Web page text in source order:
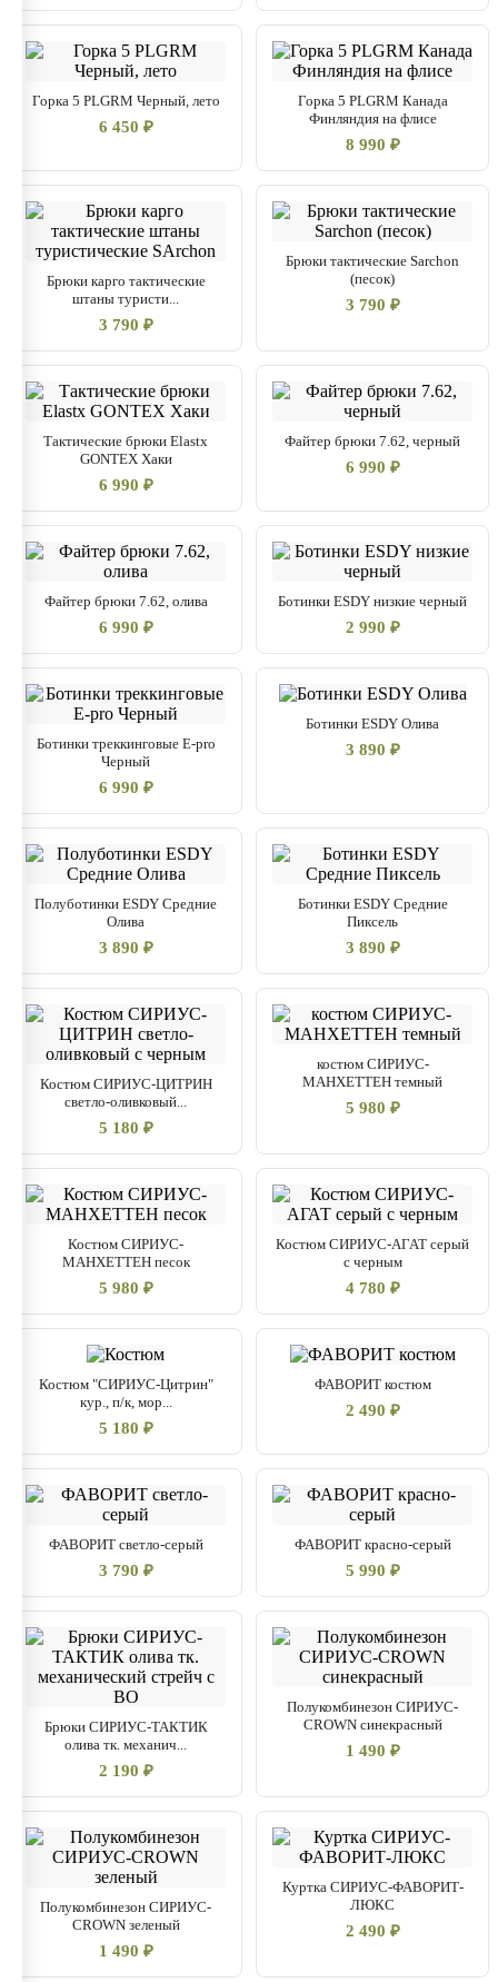
Горка 5 PLGRM Черный, лето
6 450 ₽
Горка 5 PLGRM Канада
Финляндия на флисе
8 990 ₽
Брюки карго тактические
штаны туристи...
3 790 ₽
Брюки тактические Sarchon
(песок)
3 790 ₽
Тактические брюки Elastx
GONTEX Хаки
6 990 ₽
Файтер брюки 7.62, черный
6 990 ₽
Файтер брюки 7.62, олива
6 990 ₽
Ботинки ESDY низкие черный
2 990 ₽
Ботинки треккинговые E-pro
Черный
6 990 ₽
Ботинки ESDY Олива
3 890 ₽
Полуботинки ESDY Средние
Олива
3 890 ₽
Ботинки ESDY Средние
Пиксель
3 890 ₽
Костюм СИРИУС-ЦИТРИН
светло-оливковый...
5 180 ₽
костюм СИРИУС-
МАНХЕТТЕН темный
5 980 ₽
Костюм СИРИУС-
МАНХЕТТЕН песок
5 980 ₽
Костюм СИРИУС-АГАТ серый
с черным
4 780 ₽
Костюм "СИРИУС-Цитрин"
кур., п/к, мор...
5 180 ₽
ФАВОРИТ костюм
2 490 ₽
ФАВОРИТ светло-серый
3 790 ₽
ФАВОРИТ красно-серый
5 990 ₽
Брюки СИРИУС-ТАКТИК
олива тк. механич...
2 190 ₽
Полукомбинезон СИРИУС-
CROWN синекрасный
1 490 ₽
Полукомбинезон СИРИУС-
CROWN зеленый
1 490 ₽
Куртка СИРИУС-ФАВОРИТ-
ЛЮКС
2 490 ₽